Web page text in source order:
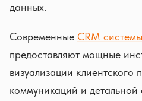
данных.
Современные CRM
предоставляют мощные
визуализации клиентского
коммуникаций и детальной